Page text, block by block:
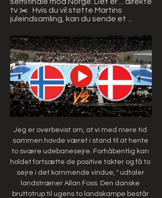
tv ✂️   Hvis du vil støtte Martins
juleindsamling, kan du sende et ...
Jeg er overbevist om, at vi med mere tid
sammen havde været i stand til at hente
to svære udebanesejre. Forhåbentlig kan
holdet fortsætte de positive takter og få to
sejre i det kommende vindue, " udtaler
landstræner Allan Foss. Den danske
bruttotrup til ugens to landskampe består